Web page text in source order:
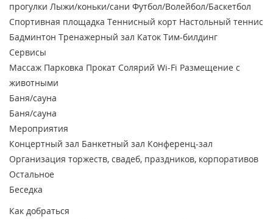
прогулки Лыжи/коньки/сани Футбол/Волейбол/Баскетбол
Спортивная площадка Теннисный корт Настольный теннис
Бадминтон Тренажерный зал Каток Тим-билдинг
Сервисы
Массаж Парковка Прокат Солярий Wi-Fi Размещение с
животными
Баня/сауна
Баня/сауна
Мероприятия
Концертный зал Банкетный зал Конференц-зал
Организация торжеств, свадеб, праздников, корпоративов
Остальное
Беседка
Как добраться